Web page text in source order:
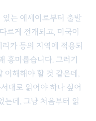
는 에세이로부터 출발
르게 전개되고, 미국이
카 등의 지역에 적용되
흥미롭습니다. 그러기
이해해야 할 것 같은데,
대로 읽어야 하나 싶어
는데, 그냥 처음부터 읽